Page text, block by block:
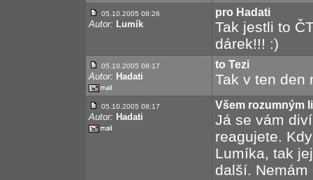
05.10.2005 08:26
Autor: Lumík
pro Hadati
Tak jestli to
dárek!!! :)
05.10.2005 08:17
Autor: Hadati
to Tezi
Tak v ten den
05.10.2005 08:17
Autor: Hadati
Všem rozumným
Já se vám
reagujete.
Lumíka, tak
další.